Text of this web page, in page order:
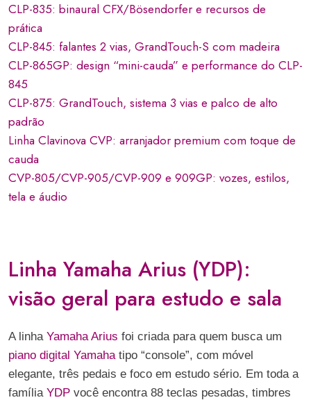
CLP-835: binaural CFX/Bösendorfer e recursos de
prática
CLP-845: falantes 2 vias, GrandTouch-S com madeira
CLP-865GP: design “mini-cauda” e performance do CLP-
845
CLP-875: GrandTouch, sistema 3 vias e palco de alto
padrão
Linha Clavinova CVP: arranjador premium com toque de
cauda
CVP-805/CVP-905/CVP-909 e 909GP: vozes, estilos,
tela e áudio
Linha Yamaha Arius (YDP):
visão geral para estudo e sala
A linha Yamaha Arius foi criada para quem busca um
piano digital Yamahatipo “console”, com móvel
elegante, três pedais e foco em estudo sério. Em toda a
família YDP você encontra 88 teclas pesadas, timbres